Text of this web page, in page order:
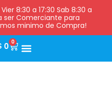
8:30 a 17:30 Sab 8:30 a
ser Comerciante para
minimo de Compra!
0 0